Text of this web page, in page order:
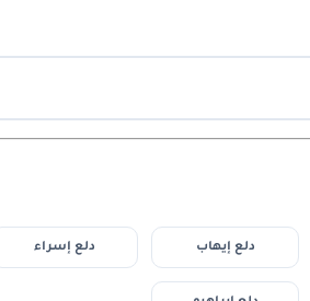
دلع إيهاب دلع إسراء